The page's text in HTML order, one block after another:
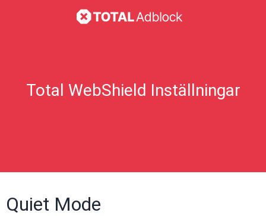
Total WebShield Inställningar
Quiet Mode